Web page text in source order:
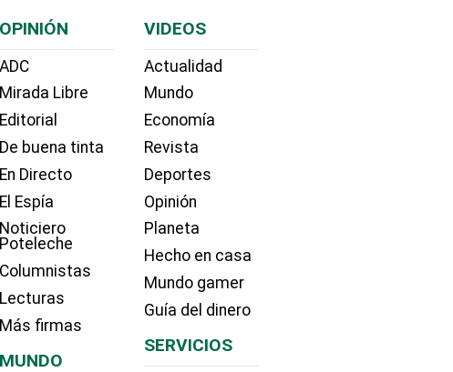
OPINIÓN
ADC
Mirada Libre
Editorial
De buena tinta
En Directo
El Espía
Noticiero
Poteleche
Columnistas
Lecturas
Más firmas
MUNDO
VIDEOS
Actualidad
Mundo
Economía
Revista
Deportes
Opinión
Planeta
Hecho en casa
Mundo gamer
Guía del dinero
SERVICIOS